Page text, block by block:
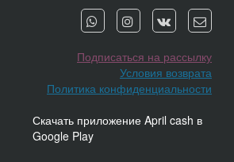
Подписаться на рассылку
Условия возврата
Политика конфиденциальности
Скачать приложение April cash в
Google Play